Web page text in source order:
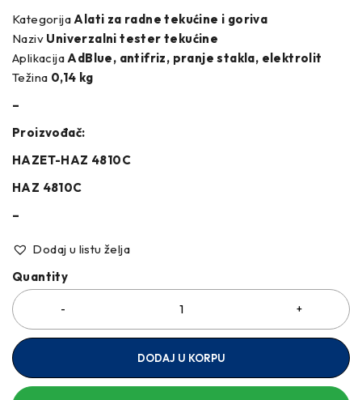
KategorijaAlati za radne tekućine i goriva
Naziv Univerzalni tester tekućine
AplikacijaAdBlue, antifriz, pranje stakla, elektrolit
Težina 0,14 kg
–
Proizvođač:
HAZET-HAZ 4810C
HAZ 4810C
–
Dodaj u listu želja
Quantity
DODAJ U KORPU